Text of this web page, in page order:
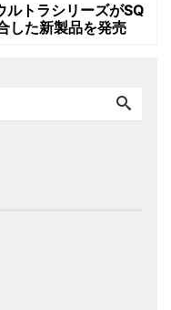
ルトラシリーズがSQ
した新製品を発売